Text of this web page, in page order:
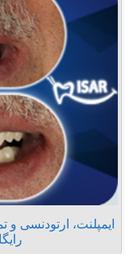
ایمپلنت، ارتودنسی